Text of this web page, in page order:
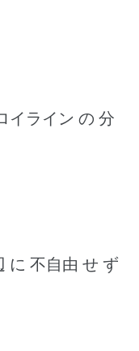
イライン の 分
に 不自由 せ ず